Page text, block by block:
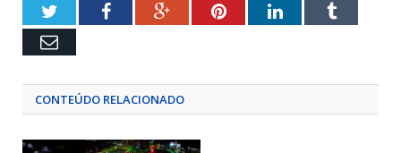
TwitterFacebookGoogle+PinterestLinkedInTumblr
Email
CONTEÚDO RELACIONADO